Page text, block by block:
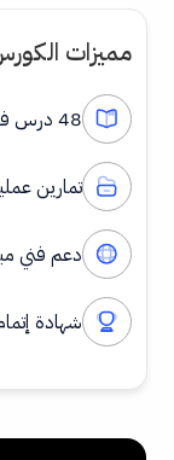
مميزات
48 درس فيديو عالي الجودة
تمارين
دعم فني
شهادة